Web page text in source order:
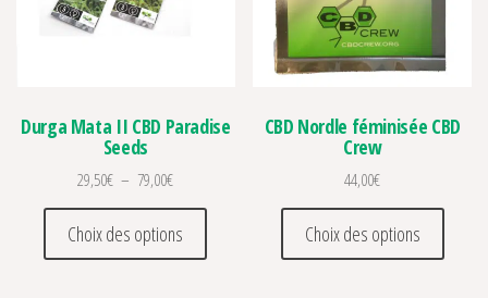
Durga Mata II CBD Paradise
Seeds
29,50€ – 79,00€Plage de prix : 29,50€ à 79,00€
Choix des options
Ce produit a plusieurs variations. Les
CBD Nordle féminisée CBD
Crew
44,00€
Choix des options
Ce